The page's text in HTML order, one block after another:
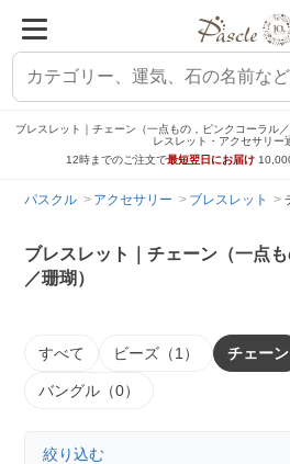
ブレスレット｜チェーン（一点もの，ピンクコーラル
レスレット・アクセサリー
12時までのご注文で最短翌日にお届け
パスクル アクセサリー ブレスレット
ブレスレット｜チェーン（一点
／珊瑚）
すべて ビーズ（1） チェーン
バングル（0）
絞り込む